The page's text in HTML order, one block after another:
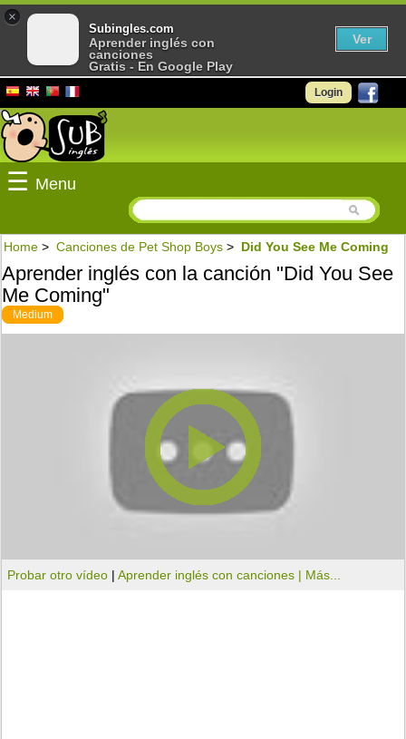
Login
☰ Menu
Home > Canciones de Pet Shop Boys > Did You See Me Coming
Aprender inglés con la canción "Did You See
Me Coming"
Medium
Probar otro vídeo |Aprender inglés con canciones | Más...
×
Subingles.com
Aprender inglés con
canciones
Gratis - En Google Play
Ver